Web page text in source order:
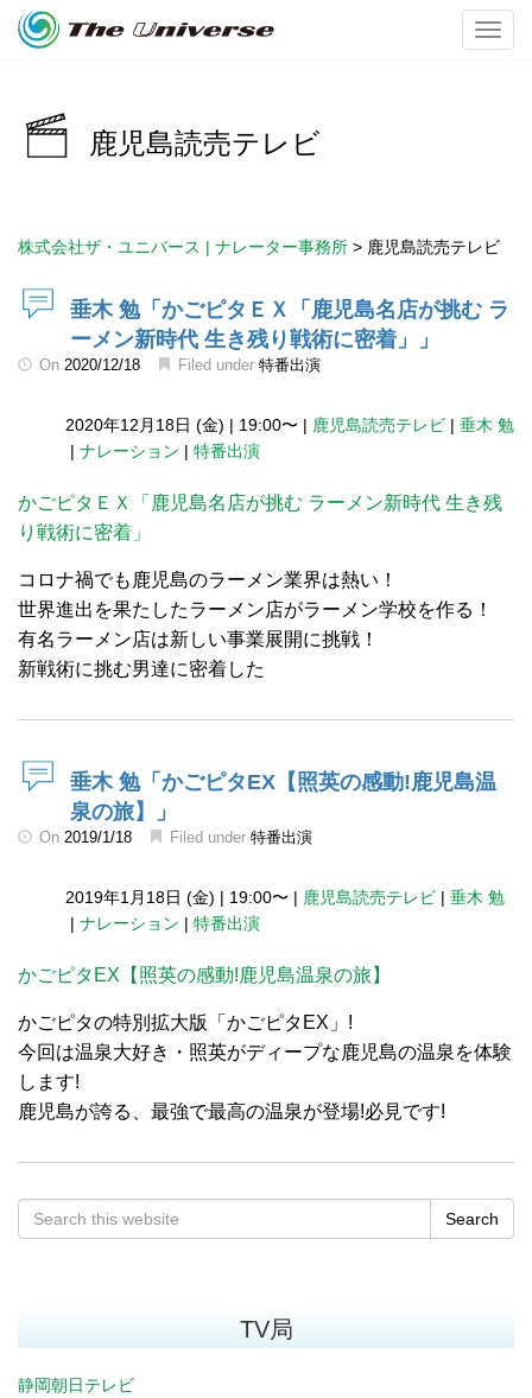
鹿児島読売テレビ
株式会社ザ・ユニバース | ナレーター事務所 > 鹿児島読売テレビ
垂木 勉「かごピタＥＸ「鹿児島名店が挑む ラ
ーメン新時代 生き残り戦術に密着」」
On 2020/12/18 Filed under 特番出演
2020年12月18日 (金) | 19:00〜 | 鹿児島読売テレビ | 垂木 勉
| ナレーション | 特番出演
かごピタＥＸ「鹿児島名店が挑む ラーメン新時代 生き残
り戦術に密着」
コロナ禍でも鹿児島のラーメン業界は熱い！
世界進出を果たしたラーメン店がラーメン学校を作る！
有名ラーメン店は新しい事業展開に挑戦！
新戦術に挑む男達に密着した
垂木 勉「かごピタEX【照英の感動!鹿児島温
泉の旅】」
On 2019/1/18 Filed under 特番出演
2019年1月18日 (金) | 19:00〜 | 鹿児島読売テレビ | 垂木 勉
| ナレーション | 特番出演
かごピタEX【照英の感動!鹿児島温泉の旅】
かごピタの特別拡大版「かごピタEX」!
今回は温泉大好き・照英がディープな鹿児島の温泉を体験
します!
鹿児島が誇る、最強で最高の温泉が登場!必見です!
Search
TV局
静岡朝日テレビ